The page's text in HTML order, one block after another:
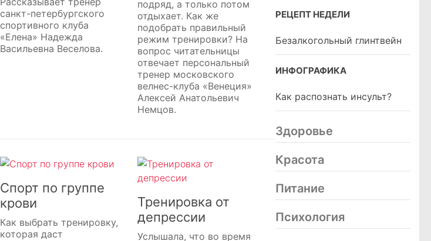
санкт-петербургского
спортивного клуба
«Елена» Надежда
Васильевна Веселова.
подряд, а только потом
отдыхает. Как же
подобрать правильный
режим тренировки? На
вопрос читательницы
отвечает персональный
тренер московского
велнес-клуба «Венеция»
Алексей Анатольевич
Немцов.
Спорт по группе
крови
Как выбрать тренировку,
которая даст
Тренировка от
депрессии
Услышала, что во время
РЕЦЕПТ НЕДЕЛИ
Безалкогольный глинтвейн
ИНФОГРАФИКА
Как распознать инсульт?
Здоровье
Красота
Питание
Психология